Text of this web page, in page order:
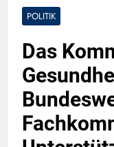
POLITIK
Das